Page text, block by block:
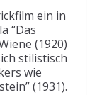
ein in
“Das
(1920)
stilistisch
wie
(1931).